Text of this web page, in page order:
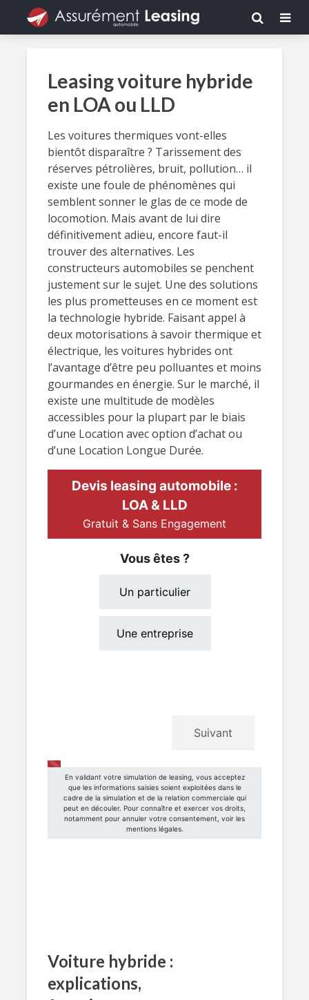
Leasing voiture hybride
en LOA ou LLD
Les voitures thermiques vont-elles
bientôt disparaître ? Tarissement des
réserves pétrolières, bruit, pollution… il
existe une foule de phénomènes qui
semblent sonner le glas de ce mode de
locomotion. Mais avant de lui dire
définitivement adieu, encore faut-il
trouver des alternatives. Les
constructeurs automobiles se penchent
justement sur le sujet. Une des solutions
les plus prometteuses en ce moment est
la technologie hybride. Faisant appel à
deux motorisations à savoir thermique et
électrique, les voitures hybrides ont
l’avantage d’être peu polluantes et moins
gourmandes en énergie. Sur le marché, il
existe une multitude de modèles
accessibles pour la plupart par le biais
d’une Location avec option d’achat ou
d’une Location Longue Durée.
Voiture hybride :
explications,